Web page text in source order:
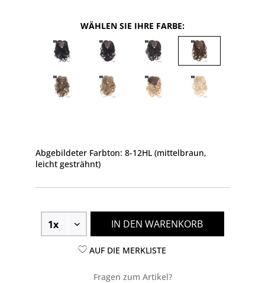
WÄHLEN SIE IHRE FARBE:
Abgebildeter Farbton: 8-12HL (mittelbraun,
leicht gesträhnt)
IN DEN WARENKORB
AUF DIE MERKLISTE
Fragen zum Artikel?